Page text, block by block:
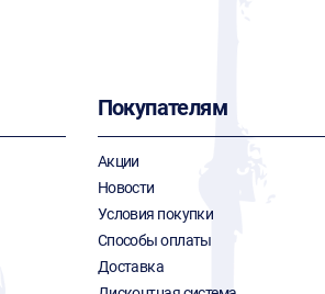
Покупателям
Акции
Новости
Условия покупки
Способы оплаты
Доставка